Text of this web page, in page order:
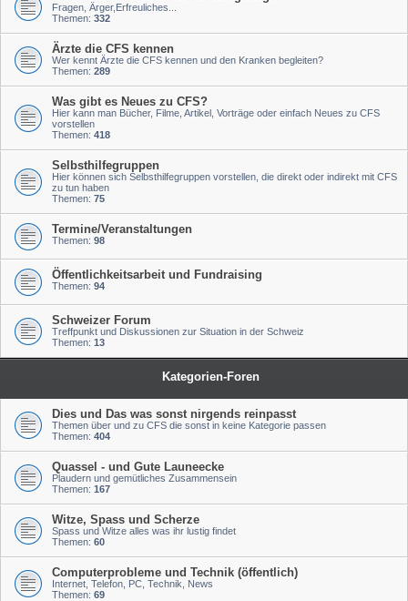
Fragen, Ärger,Erfreuliches...
Themen: 332
Ärzte die CFS kennen
Wer kennt Ärzte die CFS kennen und den Kranken begleiten?
Themen: 289
Was gibt es Neues zu CFS?
Hier kann man Bücher, Filme, Artikel, Vorträge oder einfach Neues zu CFS
vorstellen
Themen: 418
Selbsthilfegruppen
Hier können sich Selbsthilfegruppen vorstellen, die direkt oder indirekt mit CFS
zu tun haben
Themen: 75
Termine/Veranstaltungen
Themen: 98
Öffentlichkeitsarbeit und Fundraising
Themen: 94
Schweizer Forum
Treffpunkt und Diskussionen zur Situation in der Schweiz
Themen: 13
Kategorien-Foren
Dies und Das was sonst nirgends reinpasst
Themen über und zu CFS die sonst in keine Kategorie passen
Themen: 404
Quassel - und Gute Launeecke
Plaudern und gemütliches Zusammensein
Themen: 167
Witze, Spass und Scherze
Spass und Witze alles was ihr lustig findet
Themen: 60
Computerprobleme und Technik (öffentlich)
Internet, Telefon, PC, Technik, News
Themen: 69